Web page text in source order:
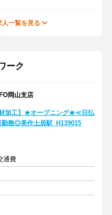
人一覧を見る
ーク
岡山支店
材加工】★オープニング★≪日払
務◎美作土居駅_H139015
通費